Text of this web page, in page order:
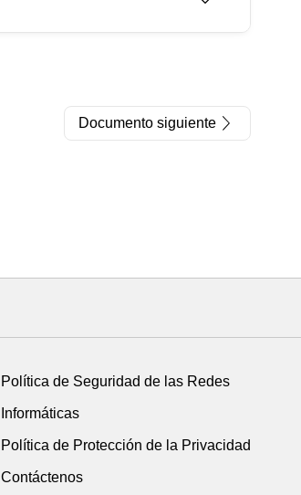
Documento siguiente
Política de Seguridad de las Redes
Informáticas
Política de Protección de la Privacidad
Contáctenos